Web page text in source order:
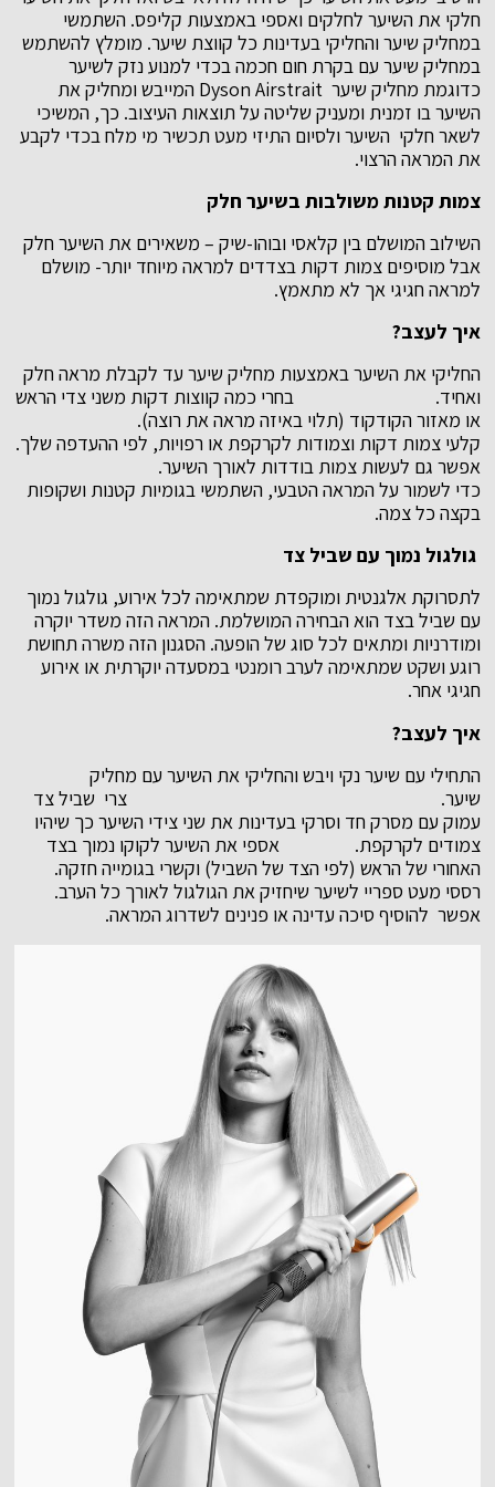
חלקי את השיער לחלקים ואספי באמצעות קליפס. השתמשי
במחליק שיער והחליקי בעדינות כל קווצת שיער. מומלץ להשתמש
במחליק שיער עם בקרת חום חכמה בכדי למנוע נזק לשיער
כדוגמת מחליק שיער Dyson Airstrait המייבש ומחליק את
השיער בו זמנית ומעניק שליטה על תוצאות העיצוב. כך, המשיכי
לשאר חלקי השיער ולסיום התיזי מעט תכשיר מי מלח בכדי לקבע
את המראה הרצוי.
צמות קטנות משולבות בשיער חלק
השילוב המושלם בין קלאסי ובוהו-שיק – משאירים את השיער חלק
אבל מוסיפים צמות דקות בצדדים למראה מיוחד יותר- מושלם
למראה חגיגי אך לא מתאמץ.
איך לעצב?
החליקי את השיער באמצעות מחליק שיער עד לקבלת מראה חלק
ואחיד. בחרי כמה קווצות דקות משני צדי הראש
או מאזור הקודקוד (תלוי באיזה מראה את רוצה).
קלעי צמות דקות וצמודות לקרקפת או רפויות, לפי ההעדפה שלך.
אפשר גם לעשות צמות בודדות לאורך השיער.
כדי לשמור על המראה הטבעי, השתמשי בגומיות קטנות ושקופות
בקצה כל צמה.
גולגול נמוך עם שביל צד
לתסרוקת אלגנטית ומוקפדת שמתאימה לכל אירוע, גולגול נמוך
עם שביל בצד הוא הבחירה המושלמת. המראה הזה משדר יוקרה
ומודרניות ומתאים לכל סוג של הופעה. הסגנון הזה משרה תחושת
רוגע ושקט שמתאימה לערב רומנטי במסעדה יוקרתית או אירוע
חגיגי אחר.
איך לעצב?
התחילי עם שיער נקי ויבש והחליקי את השיער עם מחליק
שיער. צרי שביל צד
עמוק עם מסרק חד וסרקי בעדינות את שני צידי השיער כך שיהיו
צמודים לקרקפת. אספי את השיער לקוקו נמוך בצד
האחורי של הראש (לפי הצד של השביל) וקשרי בגומייה חזקה.
רססי מעט ספריי לשיער שיחזיק את הגולגול לאורך כל הערב.
אפשר להוסיף סיכה עדינה או פנינים לשדרוג המראה.